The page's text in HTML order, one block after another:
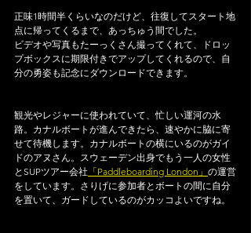
正味1時間半くらいなのだけど、往復してスタート地
点に帰ってくるまで、あっちゅう間でした。
ビデオや写真もたーっくさん撮ってくれて、ドロッ
プボックスに期限付きでアップしてくれるので、自
分の勇姿も記念にダウンロードできます。
観光やレジャーに使われていて、忙しい運河の水
路。カナルボートが進んできたら、速やかに脇に寄
せて待機します。カナルボートの横にいるのがガイ
ドのアヌさん。スウェーデン出身でもう一人の女性
とSUPツアー会社 「Paddleboarding London」 の運営
をしています。さりげに参加者とボートの間に自分
を置いて、ガードしているのがカッコよいですね。